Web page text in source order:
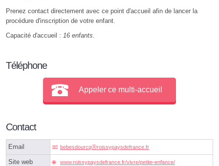
Prenez contact directement avec ce point d'accueil afin de lancer la
procédure d'inscription de votre enfant.
Capacité d'accueil : 16 enfants
Téléphone
Appeler ce multi-accueil
Contact
Email bebesdourcqⓐroissypaysdefrance.fr
Site web www.roissypaysdefrance.fr/vivre/petite-enfance/